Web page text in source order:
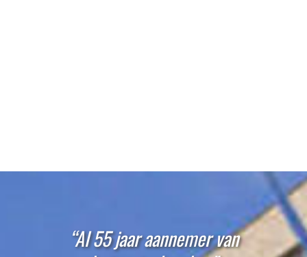
“Al 55 jaar aannemer van